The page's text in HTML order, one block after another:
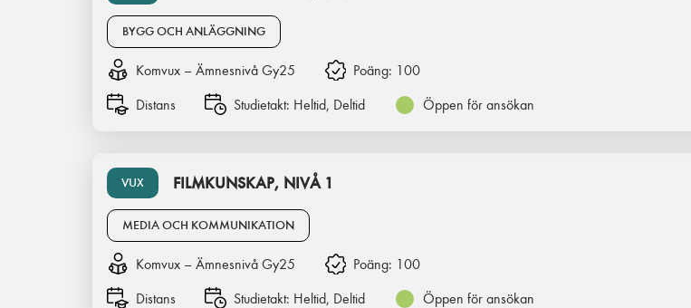
BYGG OCH ANLÄGGNING
Komvux – Ämnesnivå Gy25 Poäng: 100
Distans
Studietakt: Heltid, Deltid Öppen för ansökan
VUX FILMKUNSKAP, NIVÅ 1
MEDIA OCH KOMMUNIKATION
Komvux – Ämnesnivå Gy25 Poäng: 100
Distans
Studietakt: Heltid, Deltid Öppen för ansökan